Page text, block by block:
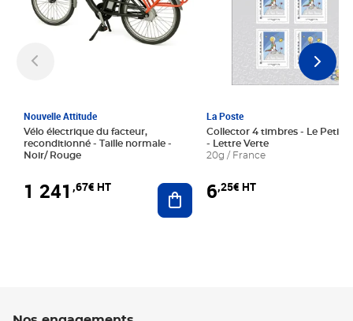
Nouvelle Attitude
Vélo électrique du facteur,
reconditionné - Taille normale -
Noir/ Rouge
1 241 ,67€ HT Ajouter au panier
La Poste
Collector 4 timbres - Le Petit
- Lettre Verte
20g / France
6,25€ HT